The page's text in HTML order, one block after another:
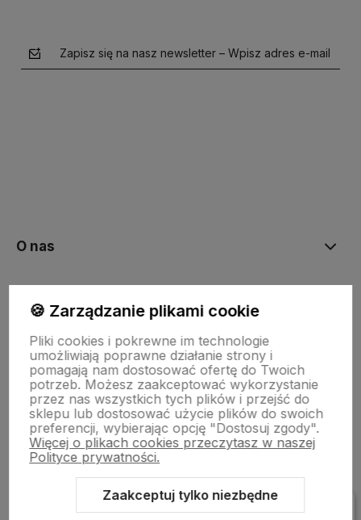
Zapisz się na nasz newsletter – Wpisz adres e-mail
O nas
Moje konto
Bestsellery
Płatności i dostawa
Informacje
🍪 Zarządzanie plikami cookie
Pliki cookies i pokrewne im technologie
umożliwiają poprawne działanie strony i
pomagają nam dostosować ofertę do Twoich
potrzeb. Możesz zaakceptować wykorzystanie
przez nas wszystkich tych plików i przejść do
sklepu lub dostosować użycie plików do swoich
preferencji, wybierając opcję "Dostosuj zgody".
Więcej o plikach cookies przeczytasz w naszej
Polityce prywatności.
Zaakceptuj tylko niezbędne